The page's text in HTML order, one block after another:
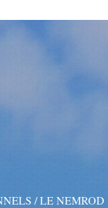
/LE NEMROD